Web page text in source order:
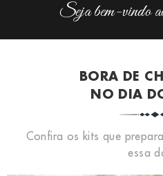
Seja bem-vindo
BORA DE
NO DIA
Confira os kits que
essa